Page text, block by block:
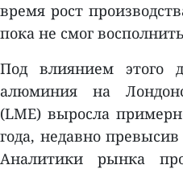
время рост
пока не смог
Под влиянием этого
алюминия на
(LME) выросла
года, недавно
Аналитики рынка